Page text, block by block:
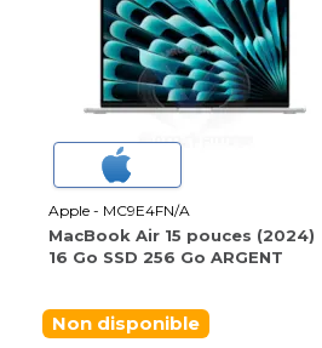
Apple - MC9E4FN/A
MacBook Air 15 pouces (2024)
16 Go SSD 256 Go ARGENT
Non disponible